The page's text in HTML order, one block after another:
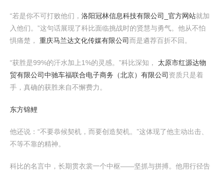
“若是你不可打败他们， 洛阳冠林信息科技有限公司_官方网站就加
入他们。”这句话展现了科比面临挑战时的贤慧与勇气。他从不怕
惧痛楚， 重庆马兰达文化传媒有限公司而是遴荐百折不回。
“获胜是99%的汗水加上1%的灵感。”科比深知， 太原市红源达物
贸有限公司中驰车福联合电子商务（北京）有限公司 资质只是着
手，真确的获胜来自不懈费力。
东方锦鲤
他还说：“不要恭候契机，而要创造契机。”这体现了他主动出击、
不等不靠的精神。
科比的名言中，长期贯衣裳一个中枢——坚抓与拼搏。他用行径告